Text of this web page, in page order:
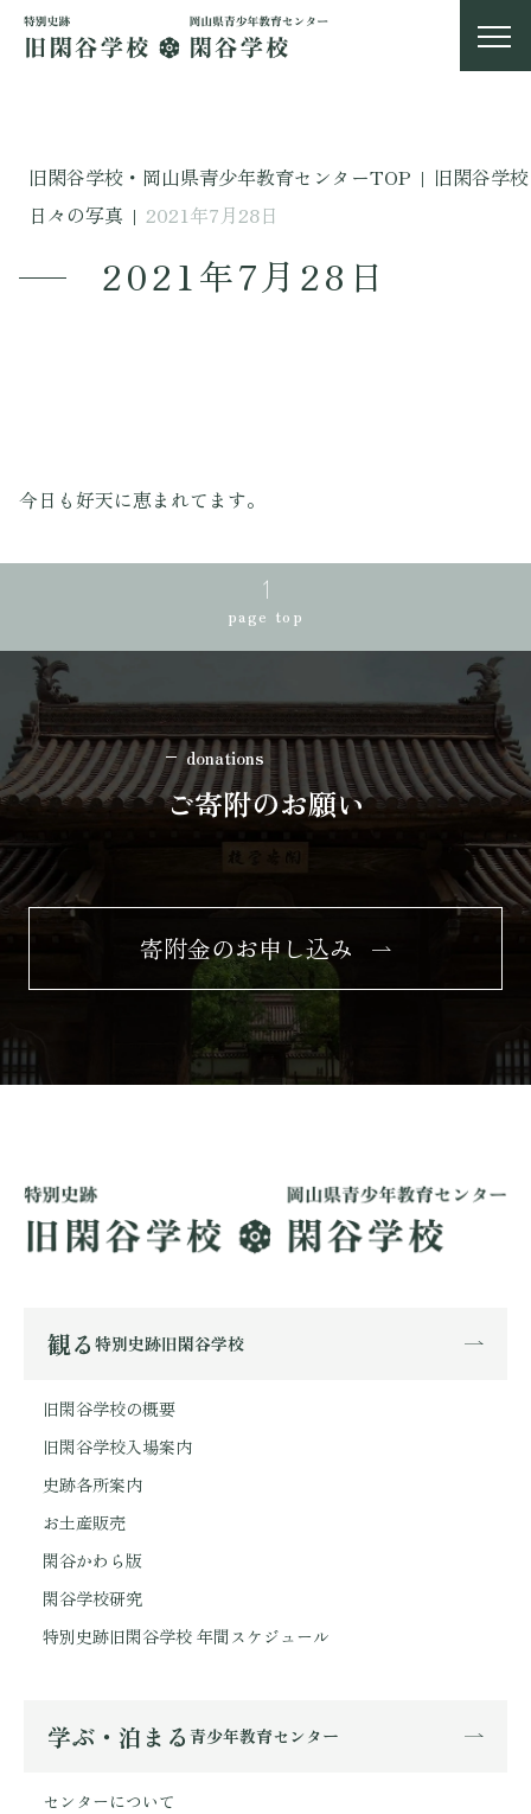
旧閑谷学校・岡山県青少年教育センターTOP | 旧閑谷学校
日々の写真 | 2021年7月28日
2021年7月28日
今日も好天に恵まれてます。
page top
donations
ご寄附のお願い
寄附金のお申し込み
観る 特別史跡旧閑谷学校
旧閑谷学校の概要
旧閑谷学校入場案内
史跡各所案内
お土産販売
閑谷かわら版
閑谷学校研究
特別史跡旧閑谷学校 年間スケジュール
学ぶ・泊まる 青少年教育センター
センターについて